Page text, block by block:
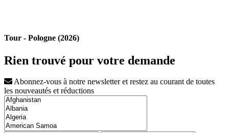
Tour - Pologne (2026)
Rien trouvé pour votre demande
Abonnez-vous à notre newsletter et restez au courant de toutes
les nouveautés et réductions